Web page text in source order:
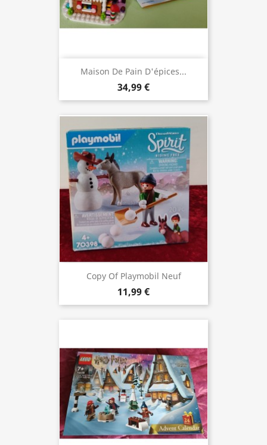
Maison De Pain D'épices...
34,99 €
Copy Of Playmobil Neuf
11,99 €